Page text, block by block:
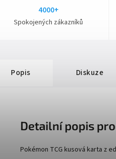
4000+
Spokojených zákazníků
Popis Diskuze
Detailní popis
Pokémon TCG kusová karta z